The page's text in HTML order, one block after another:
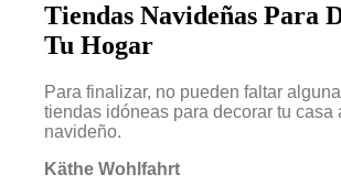
Tiendas Navideñas Para
Tu Hogar
Para finalizar, no pueden faltar
tiendas idóneas para decorar tu casa
navideño.
Käthe Wohlfahrt